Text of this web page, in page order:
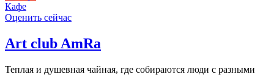
Кафе
Оценить сейчас
Art сlub AmRa
Теплая и душевная чайная, где собираются люди с разными